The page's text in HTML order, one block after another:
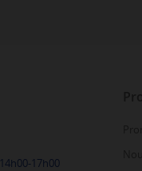
14h00-17h00